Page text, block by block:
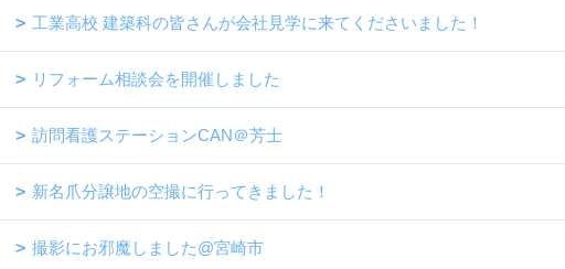
工業高校 建築科の皆さんが会社見学に来てくださいました！
リフォーム相談会を開催しました
訪問看護ステーションCAN＠芳士
新名爪分譲地の空撮に行ってきました！
撮影にお邪魔しました@宮崎市